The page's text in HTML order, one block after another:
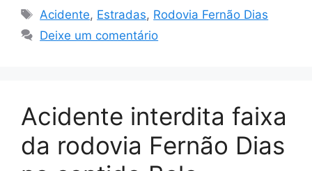
Tags
Acidente, Estradas, Rodovia Fernão Dias
Deixe um comentário
Acidente interdita faixa
da rodovia Fernão Dias